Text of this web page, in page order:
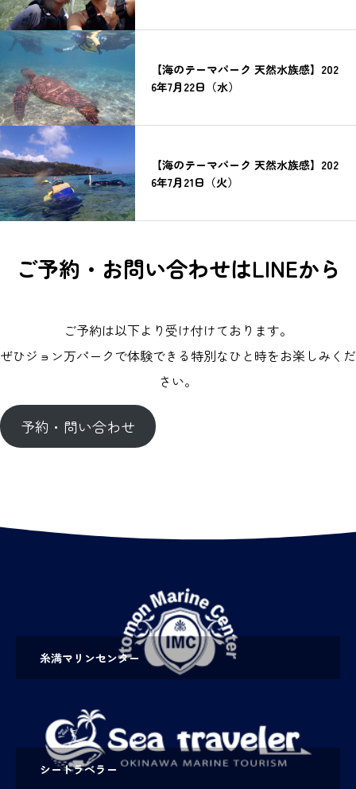
【海のテーマパーク 天然水族感】202
6年7月22日（水）
【海のテーマパーク 天然水族感】202
6年7月21日（火）
ご予約・お問い合わせはLINEから
ご予約は以下より受け付けております。
ぜひジョン万パークで体験できる特別なひと時をお楽しみくだ
さい。
予約・問い合わせ
糸満マリンセンター
シートラベラー